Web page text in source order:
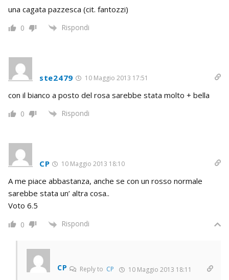
una cagata pazzesca (cit. fantozzi)
0 Rispondi
ste2479 10 Maggio 2013 17:51
con il bianco a posto del rosa sarebbe stata molto + bella
0 Rispondi
CP 10 Maggio 2013 18:10
A me piace abbastanza, anche se con un rosso normale
sarebbe stata un’ altra cosa..
Voto 6.5
0 Rispondi
CP Reply to CP 10 Maggio 2013 18:11